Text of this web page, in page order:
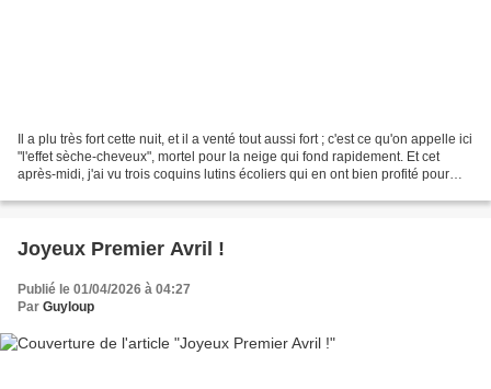
Il a plu très fort cette nuit, et il a venté tout aussi fort ; c'est ce qu'on appelle ici
"l'effet sèche-cheveux", mortel pour la neige qui fond rapidement. Et cet
après-midi, j'ai vu trois coquins lutins écoliers qui en ont bien profité pour
Joyeux Premier Avril !
Publié le 01/04/2026 à 04:27
Par Guyloup